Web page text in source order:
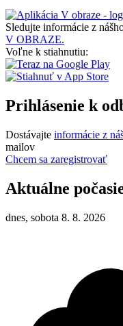
Sledujte informácie z
V OBRAZE.
Voľne k stiahnutiu:
Prihlásenie k
Dostávajte informácie z
mailov
Chcem sa zaregistrovať
Aktuálne
dnes, sobota 8. 8. 2026